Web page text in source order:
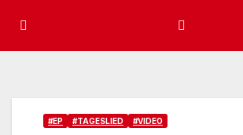
#EP #TAGESLIED #VIDEO